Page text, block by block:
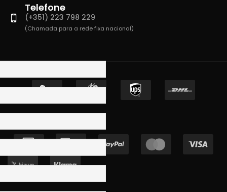
Telefone
(+351) 223 798 229
(Chamada para a rede fixa nacional)